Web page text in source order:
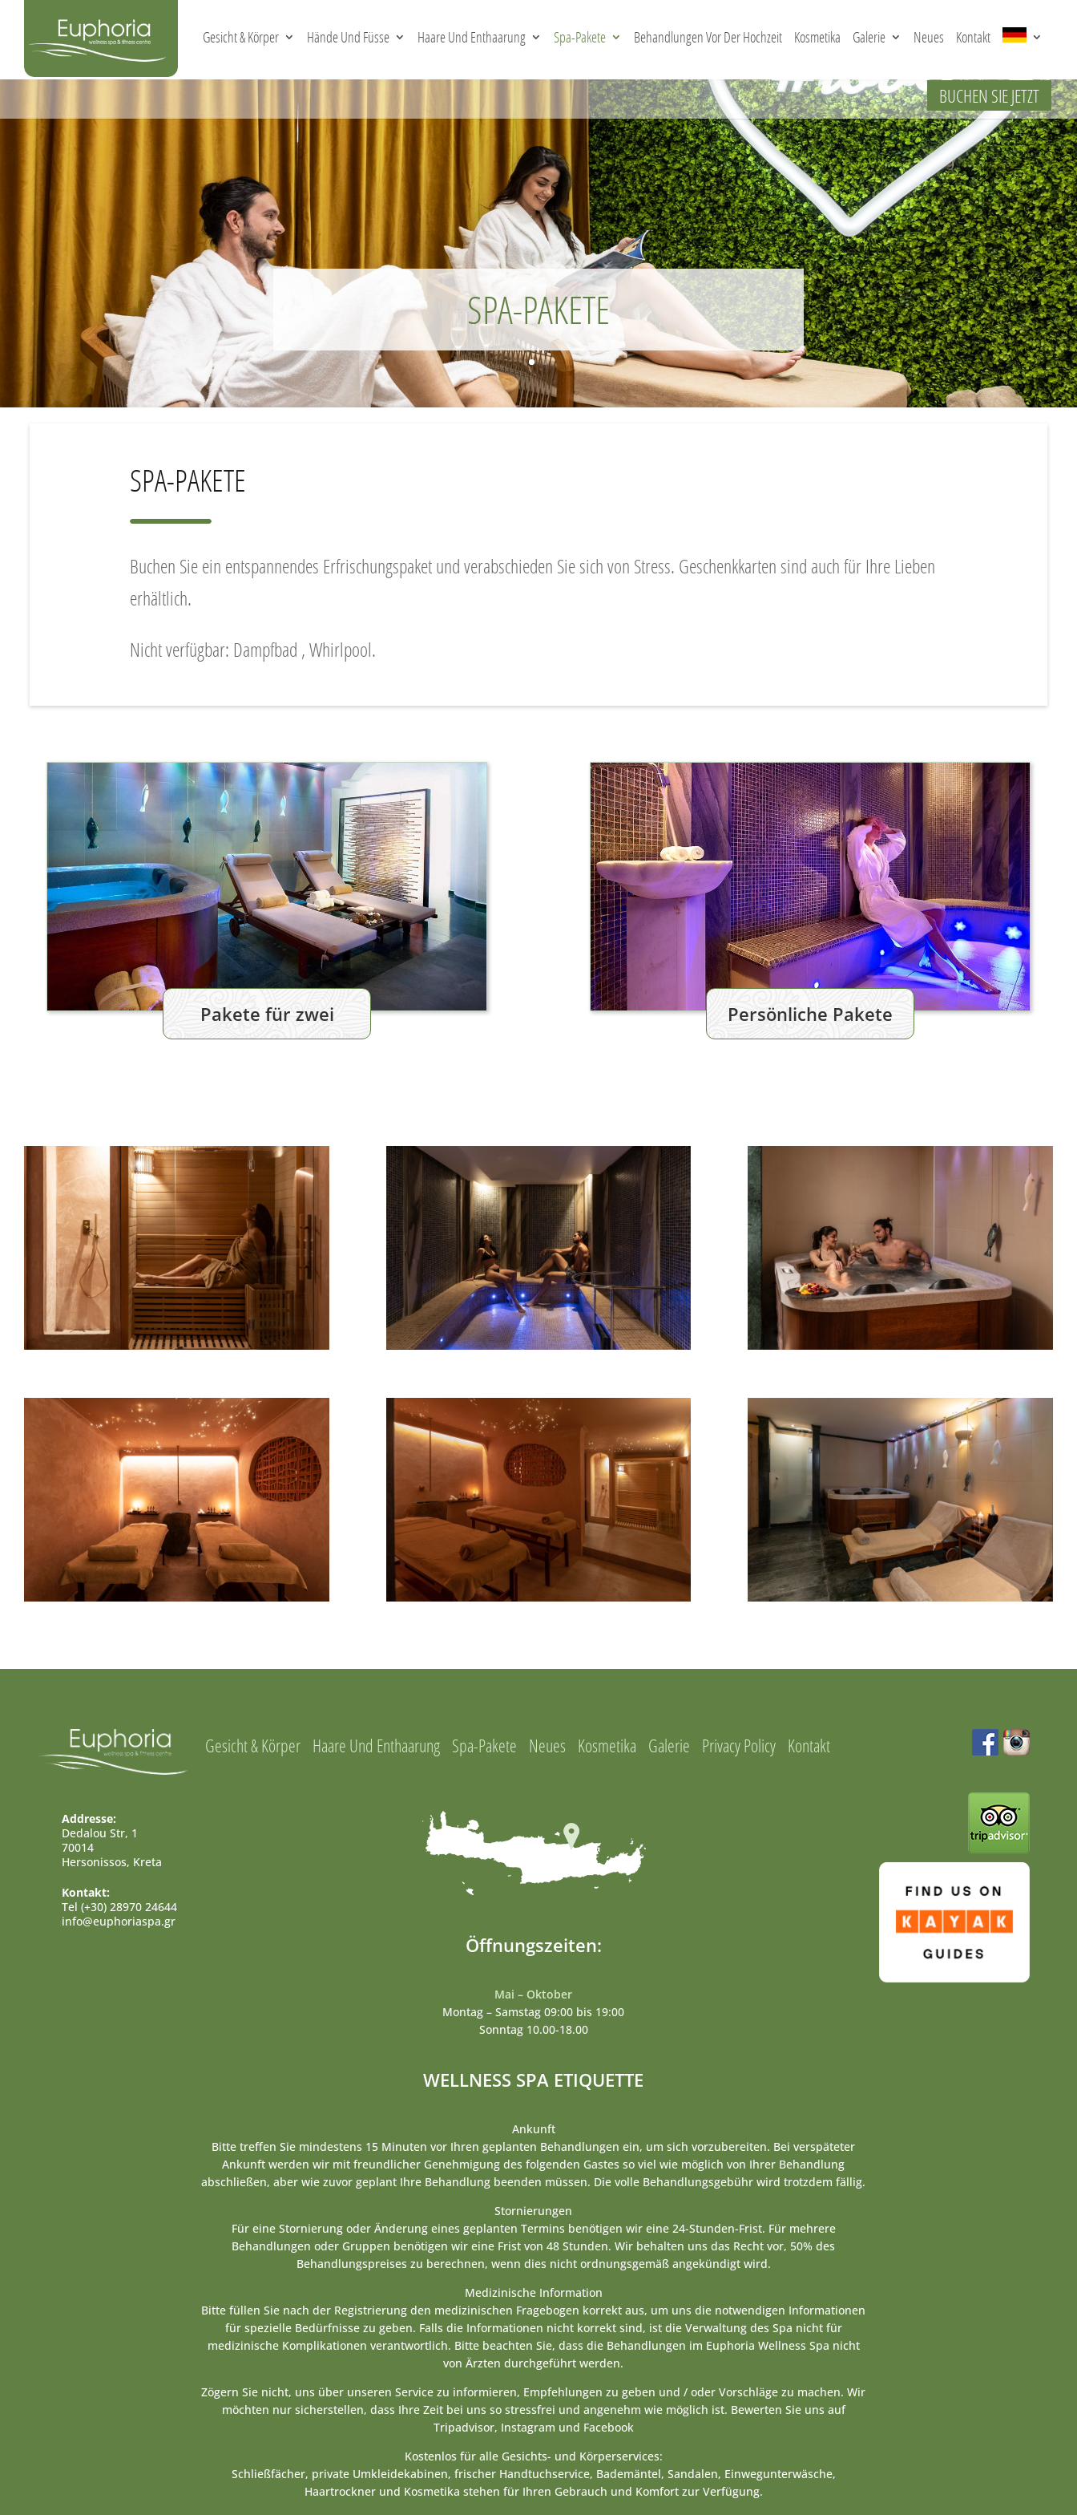
Gesicht & Körper Hände Und Füsse Haare Und Enthaarung Spa-Pakete Behandlungen Vor Der Hochzeit Kosmetika Galerie Neues Kontakt
BUCHEN SIE JETZT
SPA-PAKETE
SPA-PAKETE
Buchen Sie ein entspannendes Erfrischungspaket und verabschieden Sie sich von Stress. Geschenkkarten sind auch für Ihre Lieben
erhältlich.
Nicht verfügbar: Dampfbad , Whirlpool.
Pakete für zwei Persönliche Pakete
Addresse:
Dedalou Str, 1
70014
Hersonissos, Kreta
Kontakt:
Tel (+30) 28970 24644
info@euphoriaspa.gr
Gesicht & Körper Haare Und Enthaarung Spa-Pakete Neues Kosmetika Galerie Privacy Policy Kontakt
Öffnungszeiten:
Mai – Oktober
Montag – Samstag 09:00 bis 19:00
Sonntag 10.00-18.00
WELLNESS SPA ETIQUETTE
Ankunft
Bitte treffen Sie mindestens 15 Minuten vor Ihren geplanten Behandlungen ein, um sich vorzubereiten. Bei verspäteter
Ankunft werden wir mit freundlicher Genehmigung des folgenden Gastes so viel wie möglich von Ihrer Behandlung
abschließen, aber wie zuvor geplant Ihre Behandlung beenden müssen. Die volle Behandlungsgebühr wird trotzdem fällig.
Stornierungen
Für eine Stornierung oder Änderung eines geplanten Termins benötigen wir eine 24-Stunden-Frist. Für mehrere
Behandlungen oder Gruppen benötigen wir eine Frist von 48 Stunden. Wir behalten uns das Recht vor, 50% des
Behandlungspreises zu berechnen, wenn dies nicht ordnungsgemäß angekündigt wird.
Medizinische Information
Bitte füllen Sie nach der Registrierung den medizinischen Fragebogen korrekt aus, um uns die notwendigen Informationen
für spezielle Bedürfnisse zu geben. Falls die Informationen nicht korrekt sind, ist die Verwaltung des Spa nicht für
medizinische Komplikationen verantwortlich. Bitte beachten Sie, dass die Behandlungen im Euphoria Wellness Spa nicht
von Ärzten durchgeführt werden.
Zögern Sie nicht, uns über unseren Service zu informieren, Empfehlungen zu geben und / oder Vorschläge zu machen. Wir
möchten nur sicherstellen, dass Ihre Zeit bei uns so stressfrei und angenehm wie möglich ist. Bewerten Sie uns auf
Tripadvisor, Instagram und Facebook
Kostenlos für alle Gesichts- und Körperservices:
Schließfächer, private Umkleidekabinen, frischer Handtuchservice, Bademäntel, Sandalen, Einwegunterwäsche,
Haartrockner und Kosmetika stehen für Ihren Gebrauch und Komfort zur Verfügung.